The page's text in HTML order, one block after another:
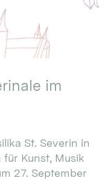
im
St. Severin in
Kunst, Musik
27. September